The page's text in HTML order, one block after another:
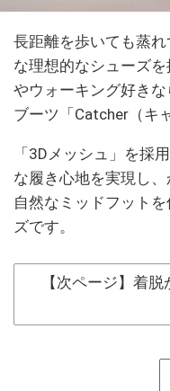
長距離を歩いても蒸
な理想的なシューズ
やウォーキング好き
ブーツ「Catcher（キ
「3Dメッシュ」を採
な履き心地を実現し
自然なミッドフット
ズです。
【次ページ】着